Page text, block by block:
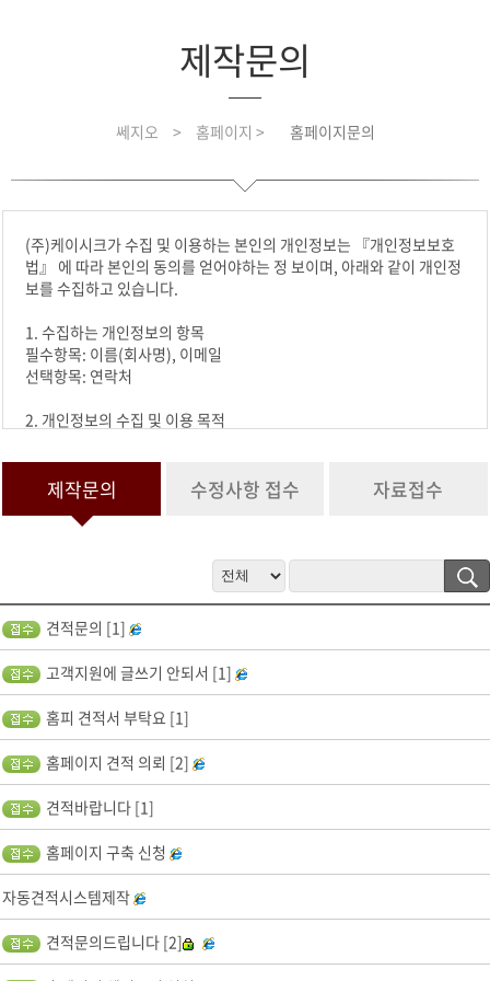
제작문의
쎄지오 > 홈페이지 > 홈페이지문의
(주)케이시크가 수집 및 이용하는 본인의 개인정보는 『개인정보보호
법』 에 따라 본인의 동의를 얻어야하는 정 보이며, 아래와 같이 개인정
보를 수집하고 있습니다.
1. 수집하는 개인정보의 항목
필수항목: 이름(회사명), 이메일
선택항목: 연락처
2. 개인정보의 수집 및 이용 목적
3. 개인정보의 보유 및 이용기간
과 개인정보 입력항목에 대해서는 1년간 보유 이후 해당 정보를 파기합
그 밖의 사항은 개인정보처리방침을 준수합니다.
4. 개인정보 수집 동의 거부 권리
서비스 제공을 위하여 기본 정보를 수집하고 있으며, 제공을 원하지 않
을 경우 수집하지 않으며, 미동의(로 인해)시 서비스 이용이 제한됩니
다.
제작문의 수정사항 접수 자료접수
견적문의 [1]
고객지원에 글쓰기 안되서 [1]
홈피 견적서 부탁요 [1]
홈페이지 견적 의뢰 [2]
견적바랍니다 [1]
홈페이지 구축 신청
자동견적시스템제작
견적문의드립니다 [2]